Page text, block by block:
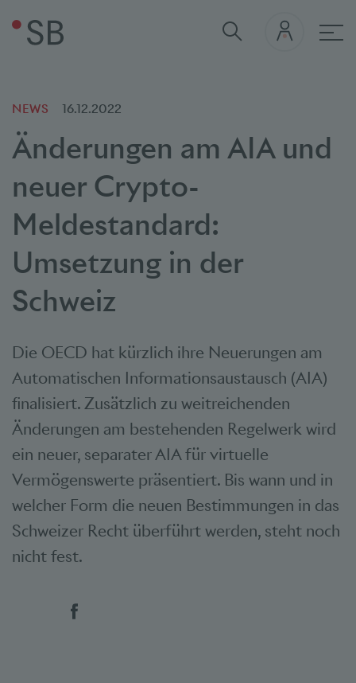
NEWS 16.12.2022
Änderungen am AIA und
neuer Crypto-
Meldestandard:
Umsetzung in der
Schweiz
Die OECD hat kürzlich ihre Neuerungen am
Automatischen Informationsaustausch (AIA)
finalisiert. Zusätzlich zu weitreichenden
Änderungen am bestehenden Regelwerk wird
ein neuer, separater AIA für virtuelle
Vermögenswerte präsentiert. Bis wann und in
welcher Form die neuen Bestimmungen in das
Schweizer Recht überführt werden, steht noch
nicht fest.
Social Bookmarks